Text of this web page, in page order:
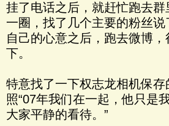
挂了电话之后，就赶忙跑去群
一圈，找了几个主要的粉丝说
自己的心意之后，跑去微博
下。
特意找了一下权志龙相机保
照“07年我们在一起，他只是
大家平静的看待。”